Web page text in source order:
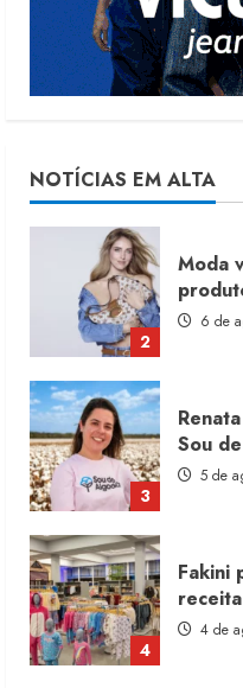
NOTÍCIAS EM ALTA
1
7 de
2
6 de
3
Sou
5 de
4
Fakini
4 de
5
moda
4 de